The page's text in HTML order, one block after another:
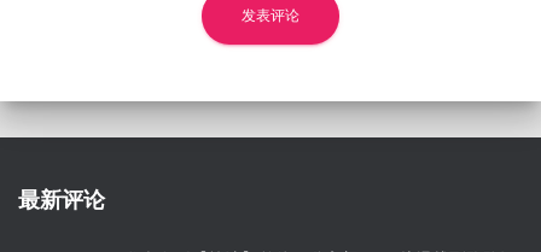
最新评论